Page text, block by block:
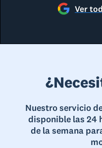
Ver
Nuestro servicio
disponible las 24
de la semana